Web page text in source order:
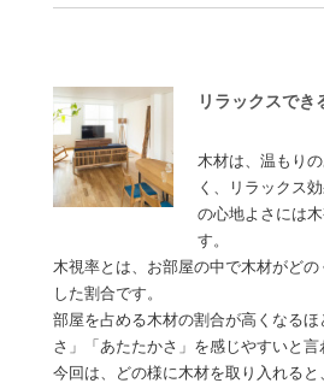
リラックスでき
木材は、温もり
く、リラックス
の心地よさには
す。
木視率とは、お部屋の中で木材がど
した割合です。
部屋を占める木材の割合が高くなる
さ」「あたたかさ」を感じやすいと言
今回は、どの様に木材を取り入れる